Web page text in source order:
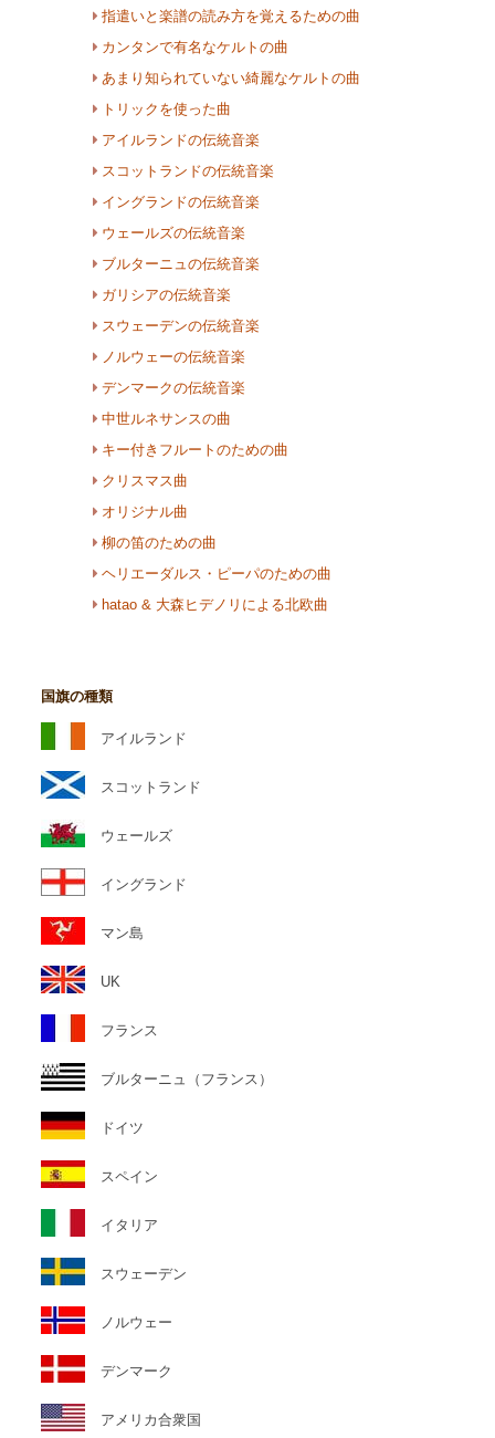
指遣いと楽譜の読み方を覚えるための曲
カンタンで有名なケルトの曲
あまり知られていない綺麗なケルトの曲
トリックを使った曲
アイルランドの伝統音楽
スコットランドの伝統音楽
イングランドの伝統音楽
ウェールズの伝統音楽
ブルターニュの伝統音楽
ガリシアの伝統音楽
スウェーデンの伝統音楽
ノルウェーの伝統音楽
デンマークの伝統音楽
中世ルネサンスの曲
キー付きフルートのための曲
クリスマス曲
オリジナル曲
柳の笛のための曲
ヘリエーダルス・ピーパのための曲
hatao & 大森ヒデノリによる北欧曲
国旗の種類
アイルランド
スコットランド
ウェールズ
イングランド
マン島
UK
フランス
ブルターニュ（フランス）
ドイツ
スペイン
イタリア
スウェーデン
ノルウェー
デンマーク
アメリカ合衆国